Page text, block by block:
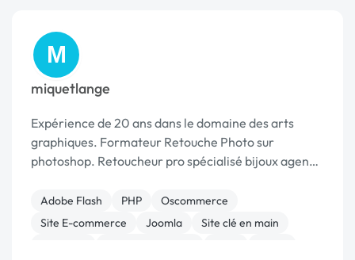
M
miquetlange
Expérience de 20 ans dans le domaine des arts
graphiques. Formateur Retouche Photo sur
photoshop. Retoucheur pro spécialisé bijoux agence
Graphiste et Créatif
Adobe Flash PHP
Oscommerce
Site E-commerce
Joomla
Site clé en main